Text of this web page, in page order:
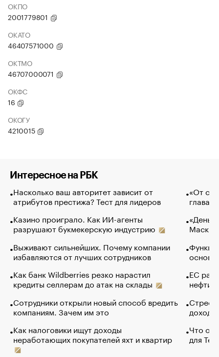
ОКПО
2001779801
ОКАТО
46407571000
ОКТМО
46707000071
ОКФС
16
ОКОГУ
4210015
Интересное на РБК
Насколько ваш авторитет зависит от
атрибутов престижа? Тест для лидеров
Казино проиграло. Как ИИ-агенты
разрушают букмекерскую индустрию
Выживают сильнейших. Почему компании
избавляются от лучших сотрудников
Как банк Wildberries резко нарастил
кредиты селлерам до атак на склады
Сотрудники открыли новый способ вредить
компаниям. Зачем им это
Как налоговики ищут доходы
неработающих покупателей яхт и квартир
«От
глава
Маск в
основ
ЕС
нефти
Что
для